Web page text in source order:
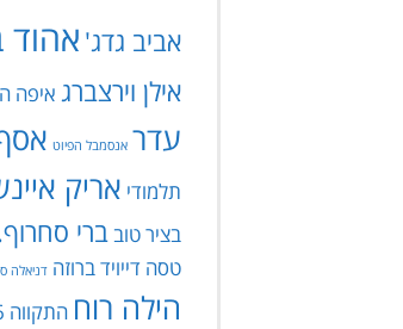
אביב גדג' אהוד
אילן וירצברג איפה
עדר אנסמבל הפיוט
תלמודי אריק
בציר טובברי
טסה דייויד ברוזה דניאלה
הילה רוח התקווה 6